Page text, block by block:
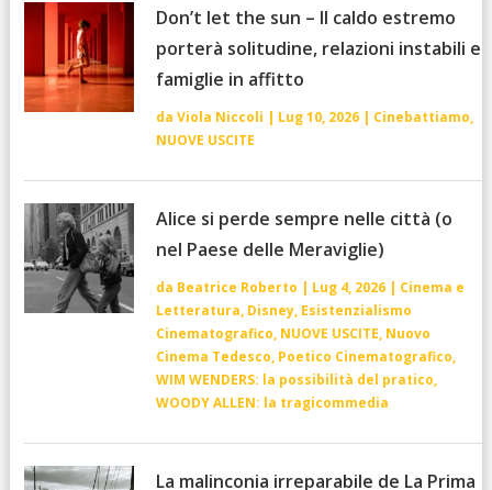
Don’t let the sun – Il caldo estremo
porterà solitudine, relazioni instabili e
famiglie in affitto
da Viola Niccoli | Lug 10, 2026| Cinebattiamo,
NUOVE USCITE
Alice si perde sempre nelle città (o
nel Paese delle Meraviglie)
da Beatrice Roberto | Lug 4, 2026| Cinema e
Letteratura, Disney, Esistenzialismo
Cinematografico, NUOVE USCITE, Nuovo
Cinema Tedesco, Poetico Cinematografico,
WIM WENDERS: la possibilità del pratico,
WOODY ALLEN: la tragicommedia
La malinconia irreparabile de La Prima